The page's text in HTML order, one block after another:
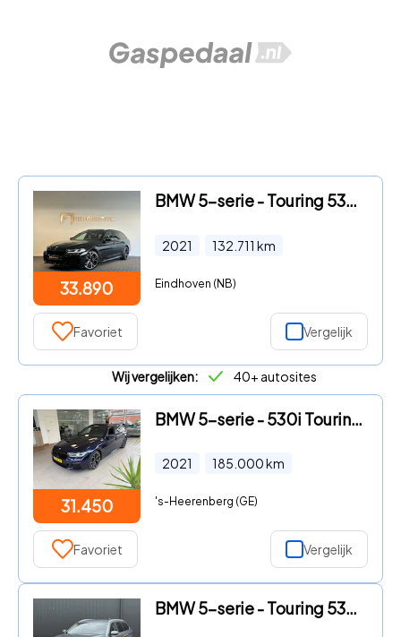
33.890
BMW 5-serie - Touring 530i High Ex M Sport Pano|Memory|Laser
2021 132.711 km
Eindhoven (NB)
Favoriet Vergelijk
Wij vergelijken: 40+ autosites
31.450
BMW 5-serie - 530i Touring X drive M sport
2021 185.000km
's-Heerenberg (GE)
Favoriet Vergelijk
BMW 5-serie - Touring 530e High Executive BTW |